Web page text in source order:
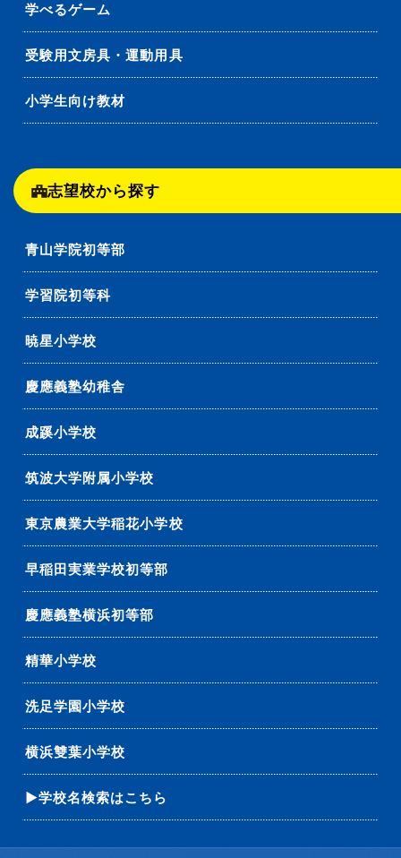
学べるゲーム
受験用文房具・運動用具
小学生向け教材
志望校から探す
青山学院初等部
学習院初等科
暁星小学校
慶應義塾幼稚舎
成蹊小学校
筑波大学附属小学校
東京農業大学稲花小学校
早稲田実業学校初等部
慶應義塾横浜初等部
精華小学校
洗足学園小学校
横浜雙葉小学校
▶学校名検索はこちら